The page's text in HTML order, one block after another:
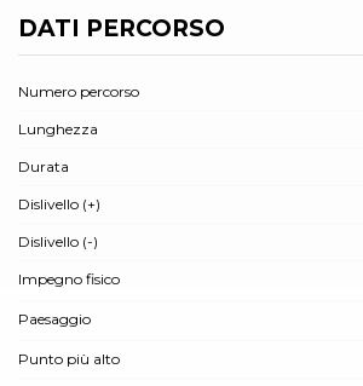
DATI PERCORSO
Numero percorso
Lunghezza
Durata
Dislivello (+)
Dislivello (-)
Impegno fisico
Paesaggio
Punto più alto